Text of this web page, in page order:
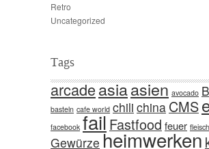
Retro
Uncategorized
Tags
arcadeasiaasien avocado
basteln cafe world chili china CMS
facebook failFastfood feuer fleisch
Gewürze heimwerken